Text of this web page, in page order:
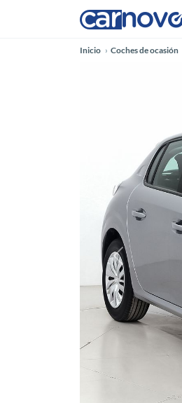
Inicio Coches de ocasión
Anterior